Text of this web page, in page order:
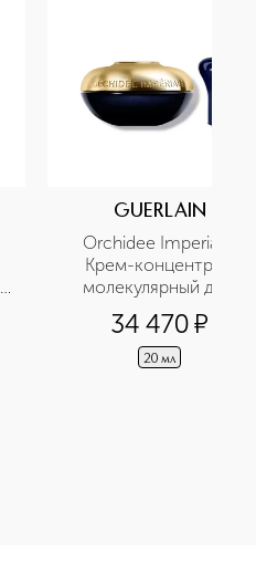
GUERLAIN
Orchidee Imperiale
Крем-концентрат
молекулярный для
области вокруг глаз
34 470¤
20 мл